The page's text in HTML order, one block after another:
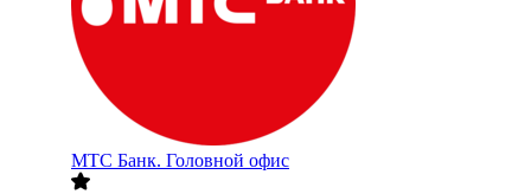
МТС Банк. Головной офис